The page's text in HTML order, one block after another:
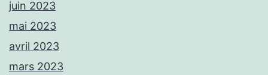
juin 2023
mai 2023
avril 2023
mars 2023